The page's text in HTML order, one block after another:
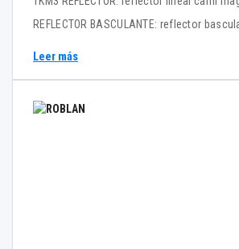
REFLECTOR BASCULANTE: reflector
superficie, suspensión TKMTR R1: para
Leer más